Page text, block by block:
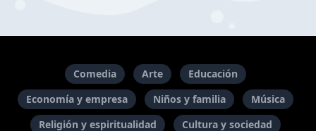
Comedia Arte
Educación
Economía y empresa
Niños y familia
Música
Religión y espiritualidad
Cultura y sociedad